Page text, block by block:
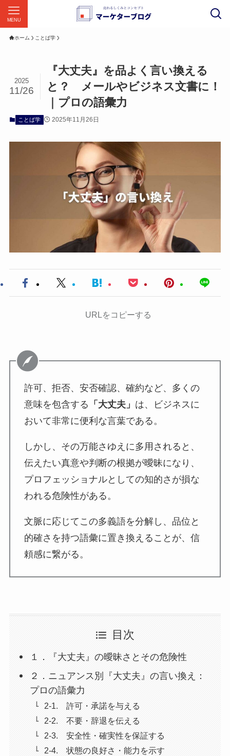
MENU
ホーム ことば学
『大丈夫』を品よく言い換える
と？ メールやビジネス文書に！
｜プロの語彙力
2025
11/26
ことば学 2025年11月26日
URLをコピーする
許可、拒否、安否確認、確約など、多くの
意味を包含する 「大丈夫」 は、ビジネスに
おいて非常に便利な言葉である。
しかし、その万能さゆえに多用されると、
伝えたい真意や判断の根拠が曖昧になり、
プロフェッショナルとしての知的さが損な
われる危険性がある。
文脈に応じてこの多義語を分解し、品位と
的確さを持つ語彙に置き換えることが、信
頼感に繋がる。
目次
１．『大丈夫』の曖昧さとその危険性
２．ニュアンス別『大丈夫』の言い換え：
プロの語彙力
2-1. 許可・承諾を与える
2-2. 不要・辞退を伝える
2-3. 安全性・確実性を保証する
2-4. 状態の良好さ・能力を示す